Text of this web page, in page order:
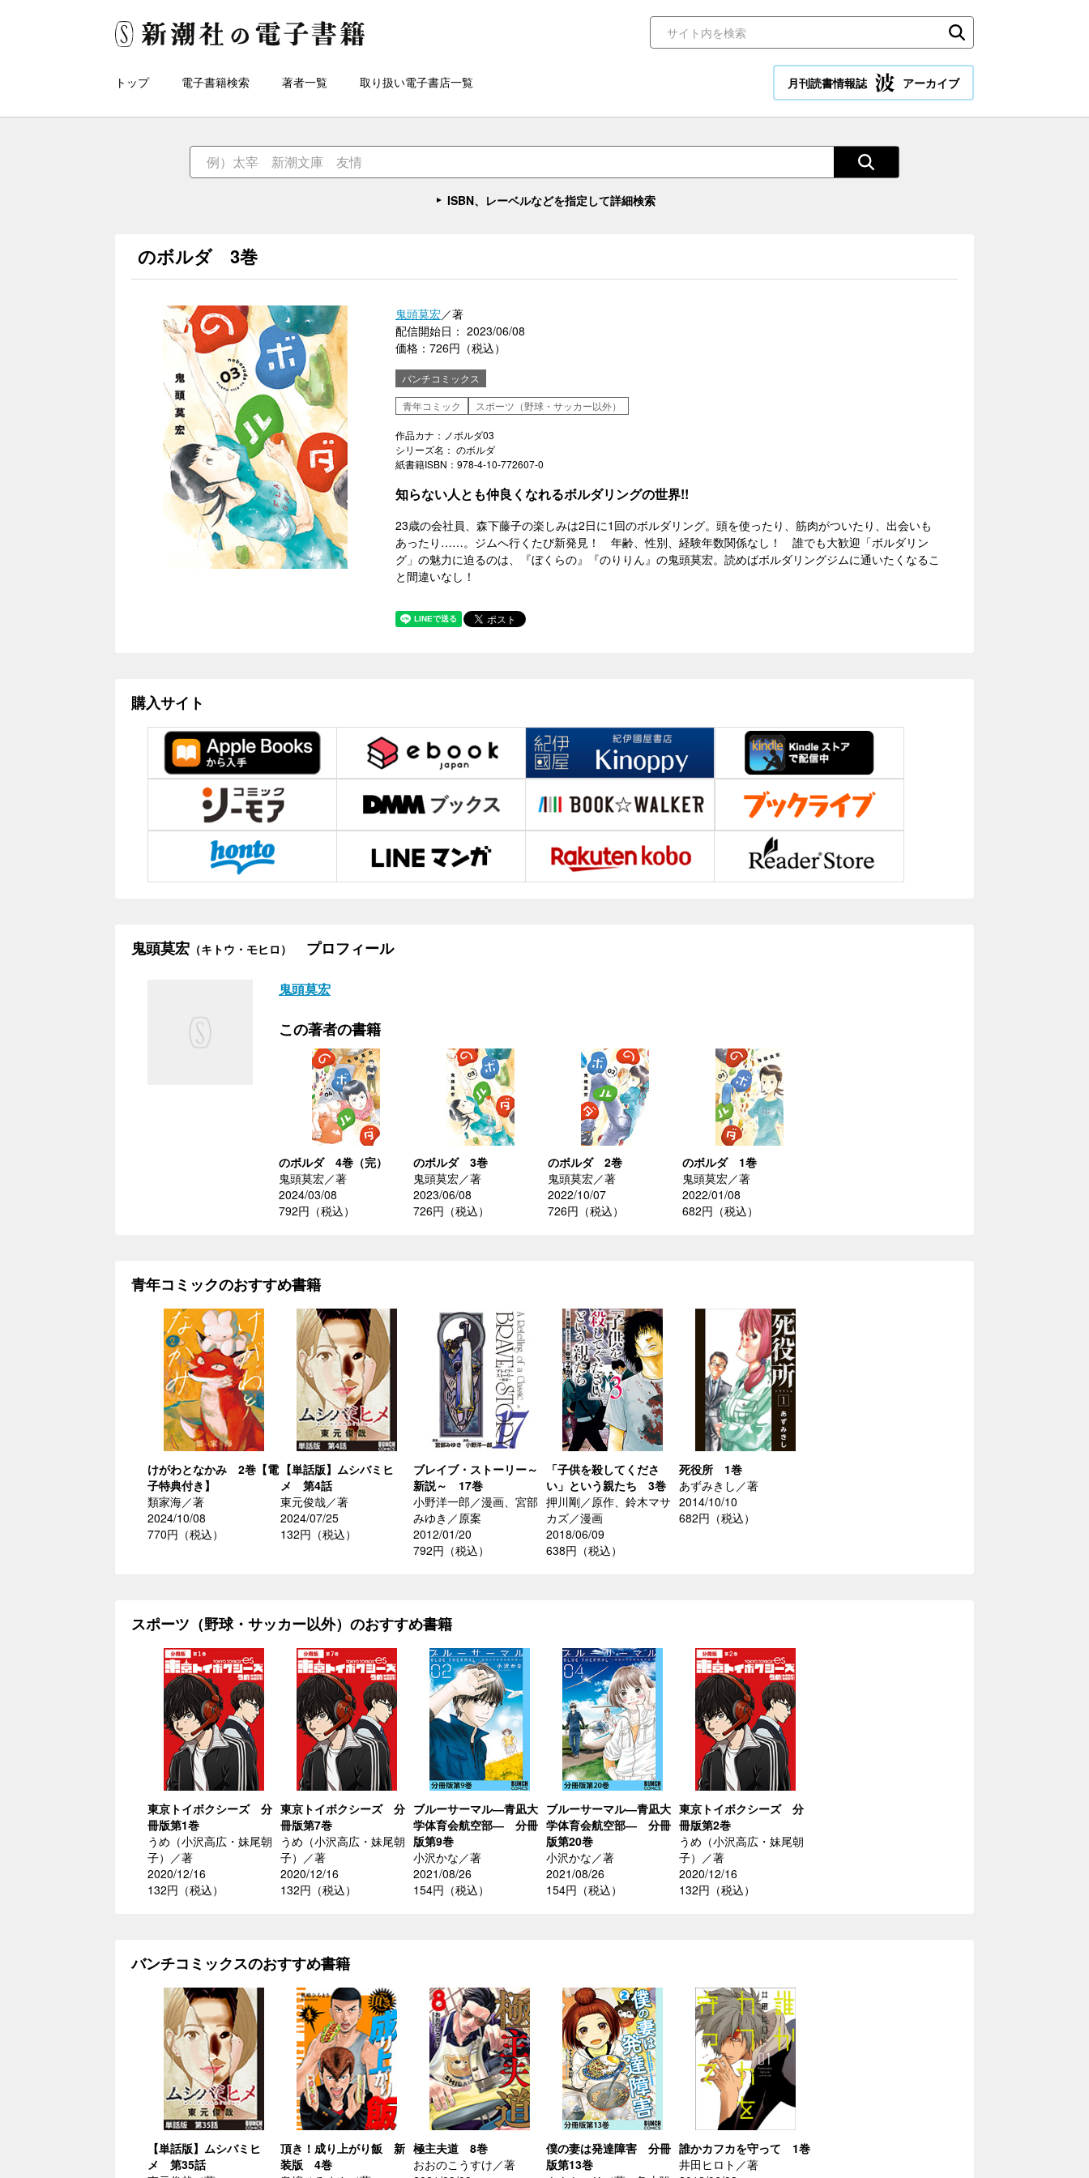
トップ 電子書籍検索 著者一覧 取り扱い電子書店一覧 月刊読書情報誌 アーカイブ
ISBN、レーベルなどを指定して詳細検索
のボルダ 3巻
鬼頭莫宏／著
配信開始日： 2023/06/08
価格：726円（税込）
バンチコミックス
青年コミック
スポーツ（野球・サッカー以外）
作品カナ：ノボルダ03
シリーズ名： のボルダ
紙書籍ISBN：978-4-10-772607-0
知らない人とも仲良くなれるボルダリングの世界!!
23歳の会社員、森下藤子の楽しみは2日に1回のボルダリング。頭を使ったり、筋肉がついたり、出会いも
あったり……。ジムへ行くたび新発見！ 年齢、性別、経験年数関係なし！ 誰でも大歓迎「ボルダリン
グ」の魅力に迫るのは、『ぼくらの』『のりりん』の鬼頭莫宏。読めばボルダリングジムに通いたくなるこ
と間違いなし！
購入サイト
鬼頭莫宏 （キトウ・モヒロ） プロフィール
鬼頭莫宏
この著者の書籍
のボルダ 4巻（完）
鬼頭莫宏／著
2024/03/08
792円（税込）
のボルダ 3巻
鬼頭莫宏／著
2023/06/08
726円（税込）
のボルダ 2巻
鬼頭莫宏／著
2022/10/07
726円（税込）
のボルダ 1巻
鬼頭莫宏／著
2022/01/08
682円（税込）
青年コミックのおすすめ書籍
けがわとなかみ 2巻【電
子特典付き】
類家海／著
2024/10/08
770円（税込）
【単話版】ムシバミヒ
メ 第4話
東元俊哉／著
2024/07/25
132円（税込）
ブレイブ・ストーリー～
新説～ 17巻
小野洋一郎／漫画、宮部
みゆき／原案
2012/01/20
792円（税込）
「子供を殺してくださ
い」という親たち 3巻
押川剛／原作、鈴木マサ
カズ／漫画
2018/06/09
638円（税込）
死役所 1巻
あずみきし／著
2014/10/10
682円（税込）
スポーツ（野球・サッカー以外）のおすすめ書籍
東京トイボクシーズ 分
冊版第1巻
うめ（小沢高広・妹尾朝
子）／著
2020/12/16
132円（税込）
東京トイボクシーズ 分
冊版第7巻
うめ（小沢高広・妹尾朝
子）／著
2020/12/16
132円（税込）
ブルーサーマル―青凪大
学体育会航空部― 分冊
版第9巻
小沢かな／著
2021/08/26
154円（税込）
ブルーサーマル―青凪大
学体育会航空部― 分冊
版第20巻
小沢かな／著
2021/08/26
154円（税込）
東京トイボクシーズ 分
冊版第2巻
うめ（小沢高広・妹尾朝
子）／著
2020/12/16
132円（税込）
バンチコミックスのおすすめ書籍
【単話版】ムシバミヒ
メ 第35話
頂き！成り上がり飯 新
装版 4巻
極主夫道 8巻
おおのこうすけ／著
僕の妻は発達障害 分冊
版第13巻
誰かカフカを守って 1巻
井田ヒロト／著